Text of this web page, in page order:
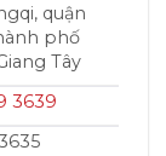
quận
phố
Tây
3639